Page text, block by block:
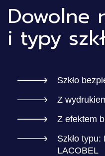
Dowolne
i typy
Szkło
Z
Z efektem
Szkło
LACOBEL